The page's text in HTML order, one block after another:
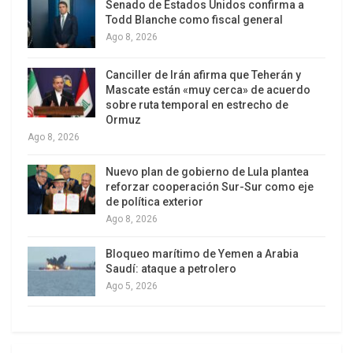
del país, Tasos Telloglou, quien reveló numerosos
escándalos de corrupción, describió a los
perezosa que sólo se preocupa por volver a como
estaban cuatro años antes de la crisis”. Dice que
ambos partidos dominantes, que se alternaron el
poder desde la caída de la junta militar en 1974,
han acordado en privado continuar con la
coalición luego de los comicios, a realizarse en 10
semanas.
despectiva. Según él, ellos también añoran con
volver a los buenos viejos tiempos, cuando Grecia
Senado de Estados Unidos confirma a
Todd Blanche como fiscal general
Ago 8, 2026
Canciller de Irán afirma que Teherán y
Mascate están «muy cerca» de acuerdo
sobre ruta temporal en estrecho de
Ormuz
Ago 8, 2026
Nuevo plan de gobierno de Lula plantea
reforzar cooperación Sur-Sur como eje
de política exterior
Ago 8, 2026
Bloqueo marítimo de Yemen a Arabia
Saudí: ataque a petrolero
Ago 5, 2026